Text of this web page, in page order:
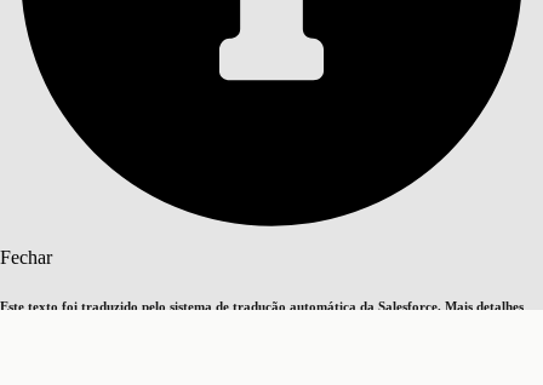
Fechar
Este texto foi traduzido pelo sistema de tradução automática da Salesforce. Mais detalhes
Pesquisar